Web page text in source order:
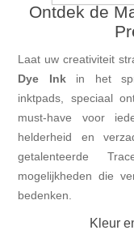
Ontdek de
Laat uw creativiteit
Dye Inkin het
inktpads, speciaal
must-have voor
helderheid en
getalenteerde
mogelijkheden die
bedenken.
Kleur